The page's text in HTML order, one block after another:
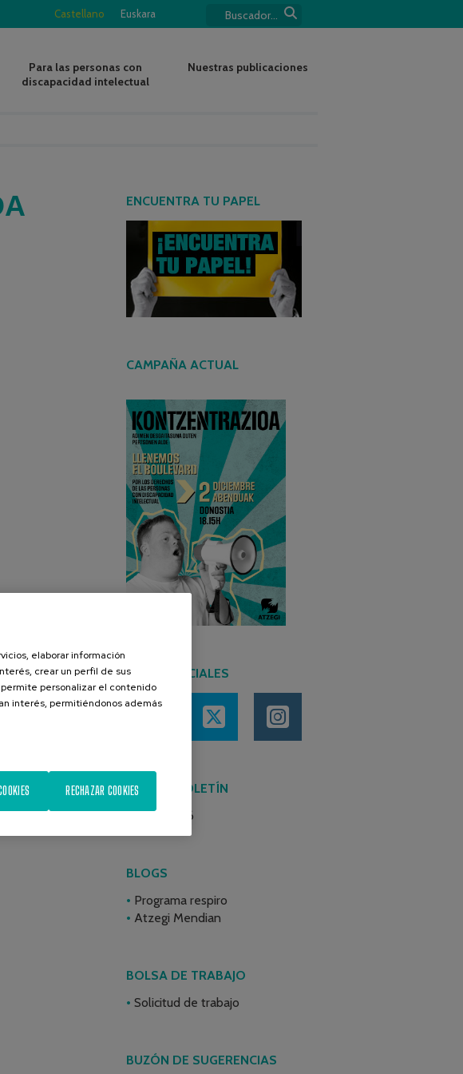
Castellano Euskara
Para las personas con
discapacidad intelectual
Nuestras publicaciones
ENCUENTRA TU PAPEL
CAMPAÑA ACTUAL
REDES SOCIALES
ÚLTIMO BOLETÍN
Junio 2026
BLOGS
Programa respiro
Atzegi Mendian
BOLSA DE TRABAJO
Solicitud de trabajo
BUZÓN DE SUGERENCIAS
elaborar información
crear un perfil de sus
personalizar el contenido
interés, permitiéndonos además
RECHAZAR COOKIES